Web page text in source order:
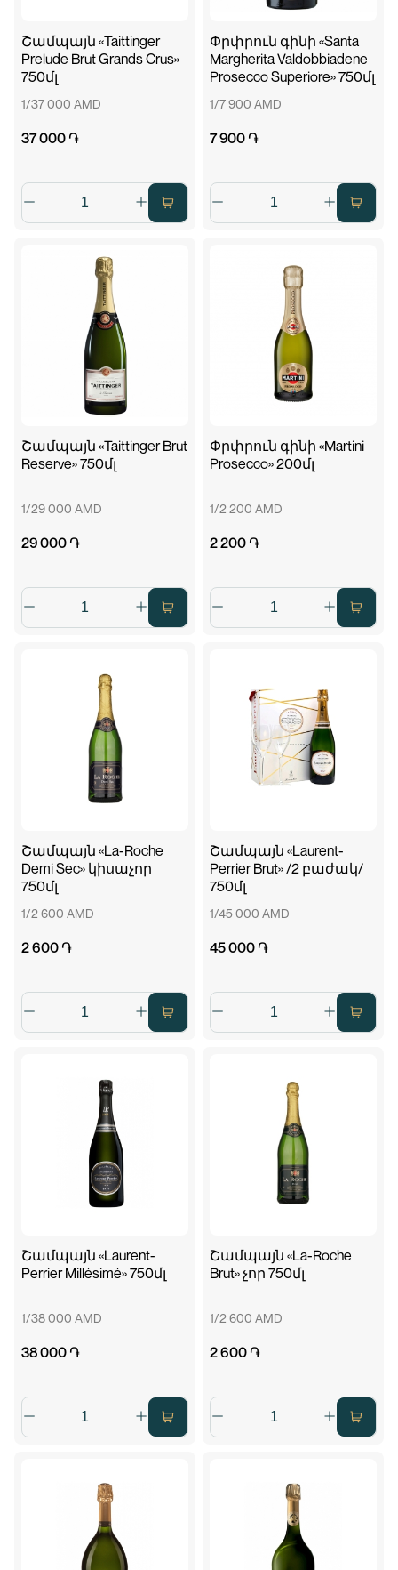
Շամպայն «Taittinger
Prelude Brut Grands Crus»
750մլ
1/37 000 AMD
37 000 ֏
Փրփրուն գինի «Santa
Margherita Valdobbiadene
Prosecco Superiore» 750մլ
1/7 900 AMD
7 900 ֏
Շամպայն «Taittinger Brut
Reserve» 750մլ
1/29 000 AMD
29 000 ֏
Փրփրուն գինի «Martini
Prosecco» 200մլ
1/2 200 AMD
2 200 ֏
Շամպայն «La-Roche
Demi Sec» կիսաչոր
750մլ
1/2 600 AMD
2 600 ֏
Շամպայն «Laurent-
Perrier Brut» /2 բաժակ/
750մլ
1/45 000 AMD
45 000 ֏
Շամպայն «Laurent-
Perrier Millésimé» 750մլ
1/38 000 AMD
38 000 ֏
Շամպայն «La-Roche
Brut» չոր 750մլ
1/2 600 AMD
2 600 ֏